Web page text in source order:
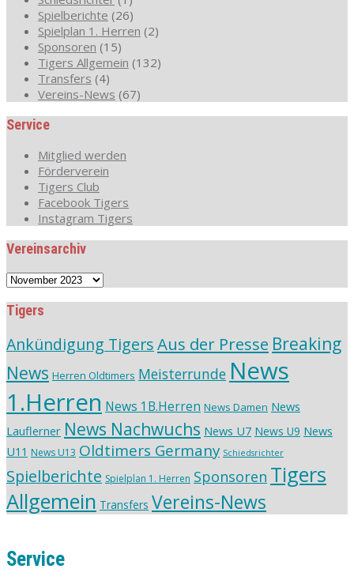
Spielberichte (26)
Spielplan 1. Herren (2)
Sponsoren (15)
Tigers Allgemein (132)
Transfers (4)
Vereins-News (67)
Service
Mitglied werden
Förderverein
Tigers Club
Facebook Tigers
Instagram Tigers
Vereinsarchiv
Vereinsarchiv
Tigers
Ankündigung TigersAus der Presse Breaking
News Herren Oldtimers Meisterrunde News
1.Herren News 1B.Herren News Damen News
Lauflerner News Nachwuchs News U7 News U9 News
U11 News U13 Oldtimers Germany Schiedsrichter
Spielberichte Spielplan 1. Herren Sponsoren Tigers
Allgemein Transfers Vereins-News
Service